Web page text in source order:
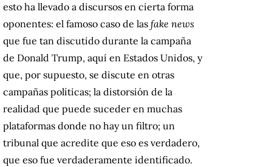
esto ha llevado a discursos en cierta forma
oponentes: el famoso caso de las fake news
que fue tan discutido durante la campaña
de Donald Trump, aquí en Estados Unidos, y
que, por supuesto, se discute en otras
campañas políticas; la distorsión de la
realidad que puede suceder en muchas
plataformas donde no hay un filtro; un
tribunal que acredite que eso es verdadero,
que eso fue verdaderamente identificado.